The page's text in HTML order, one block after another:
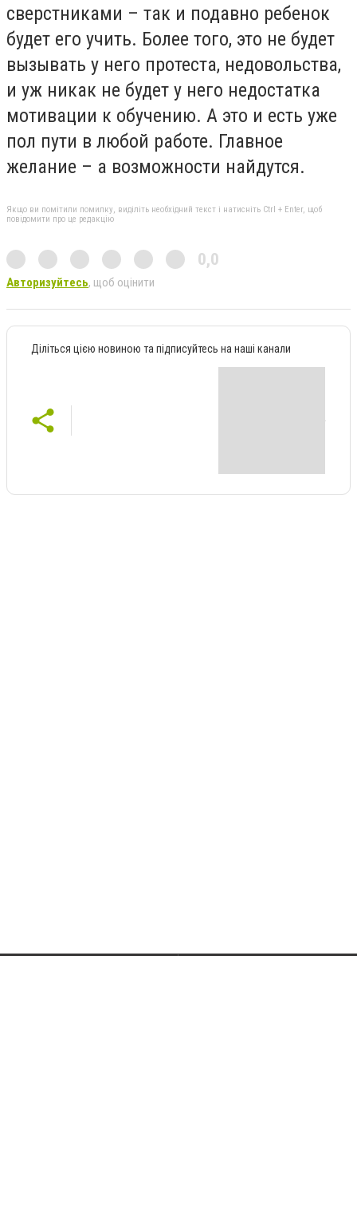
сверстниками – так и подавно ребенок
будет его учить. Более того, это не будет
вызывать у него протеста, недовольства,
и уж никак не будет у него недостатка
мотивации к обучению. А это и есть уже
пол пути в любой работе. Главное
желание – а возможности найдутся.
Якщо ви помітили помилку, виділіть необхідний текст і натисніть Ctrl + Enter, щоб
повідомити про це редакцію
0,0
Авторизуйтесь, щоб оцінити
Діліться цією новиною та підписуйтесь на наші канали